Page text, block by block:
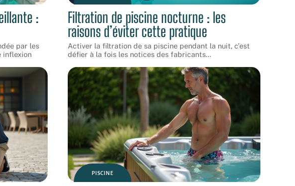
:
par les
inflexion
Filtration de piscine nocturne : les
raisons d’éviter cette pratique
Activer la filtration de sa piscine pendant la nuit, c'est
défier à la fois les notices des fabricants…
PISCINE